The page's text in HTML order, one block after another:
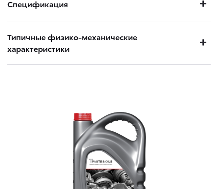
Спецификация
Типичные физико-механические
характеристики